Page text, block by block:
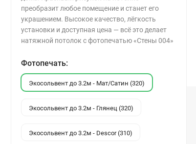
преобразит любое помещение и станет его
украшением. Высокое качество, лёгкость
установки и доступная цена — всё это делает
натяжной потолок с фотопечатью «Стены 004»
Фотопечать:
Экосольвент до 3.2м - Мат/Сатин (320)
Экосольвент до 3.2м - Глянец (320)
Экосольвент до 3.2м - Descor (310)